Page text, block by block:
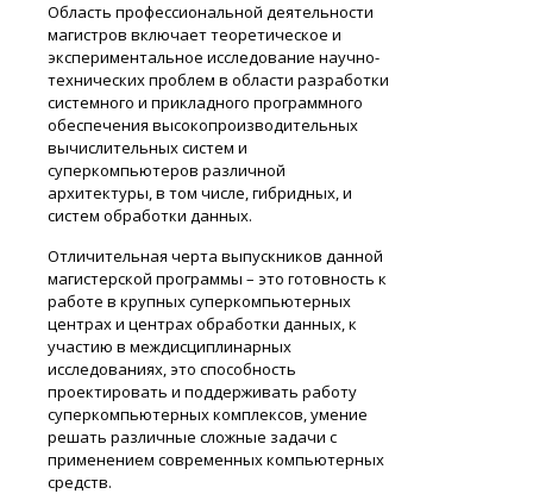
Область профессиональной деятельности
магистров включает теоретическое и
экспериментальное исследование научно-
технических проблем в области разработки
системного и прикладного программного
обеспечения высокопроизводительных
вычислительных систем и
суперкомпьютеров различной
архитектуры, в том числе, гибридных, и
систем обработки данных.
Отличительная черта выпускников данной
магистерской программы – это готовность к
работе в крупных суперкомпьютерных
центрах и центрах обработки данных, к
участию в междисциплинарных
исследованиях, это способность
проектировать и поддерживать работу
суперкомпьютерных комплексов, умение
решать различные сложные задачи с
применением современных компьютерных
средств.